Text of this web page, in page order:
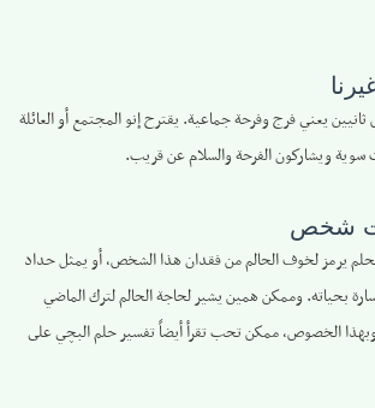
يعني فرج وفرحة جماعية. يقترح إنو المجتمع أو العائلة
سوية ويشاركون الفرحة والسلام عن قريب.
شخص
يرمز لخوف الحالم من فقدان هذا الشخص، أو يمثل حداد
بحياته. وممكن همين يشير لحاجة الحالم لترك الماضي
الخصوص، ممكن تحب تقرأ أيضاً تفسير حلم البچي على